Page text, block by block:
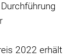
2022 erhält